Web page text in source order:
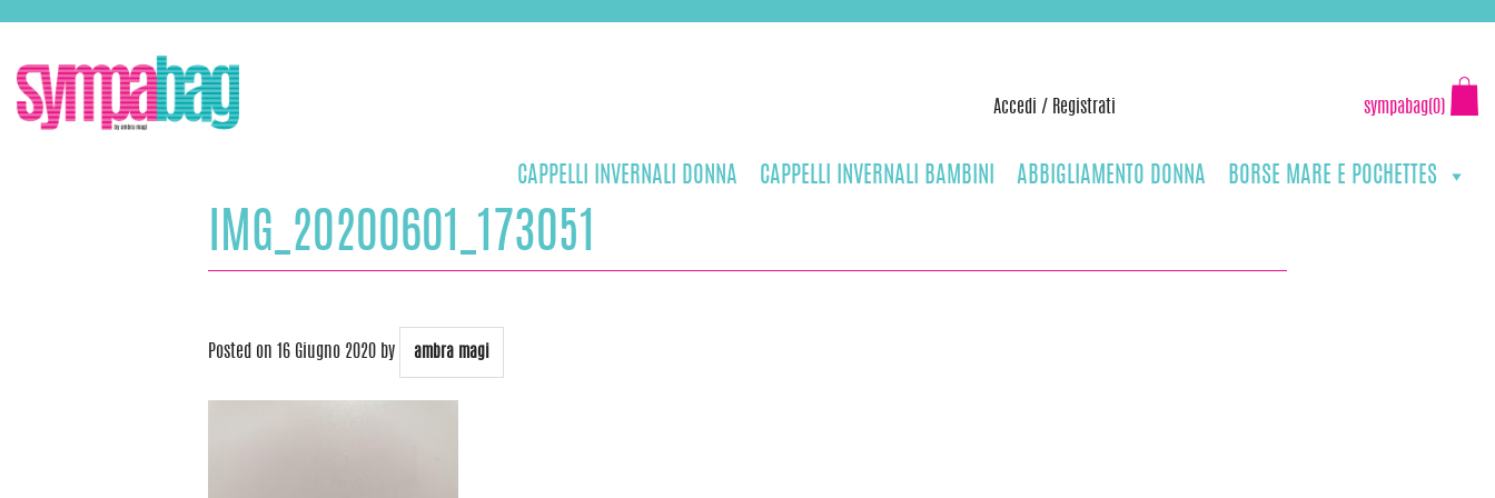
content
Accedi / Registrati sympabag(0)
CAPPELLI INVERNALI DONNA CAPPELLI INVERNALI BAMBINI ABBIGLIAMENTO DONNA BORSE MARE E POCHETTES
IMG_20200601_173051
Posted on 16 Giugno 2020 by ambra magi